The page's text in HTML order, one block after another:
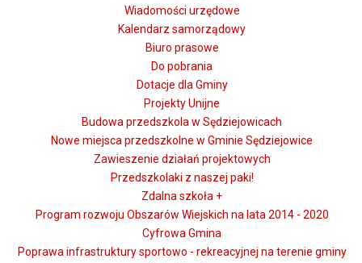
Wiadomości urzędowe
Kalendarz samorządowy
Biuro prasowe
Do pobrania
Dotacje dla Gminy
Projekty Unijne
Budowa przedszkola w Sędziejowicach
Nowe miejsca przedszkolne w Gminie Sędziejowice
Zawieszenie działań projektowych
Przedszkolaki z naszej paki!
Zdalna szkoła +
Program rozwoju Obszarów Wiejskich na lata 2014 - 2020
Cyfrowa Gmina
Poprawa infrastruktury sportowo - rekreacyjnej na terenie gminy